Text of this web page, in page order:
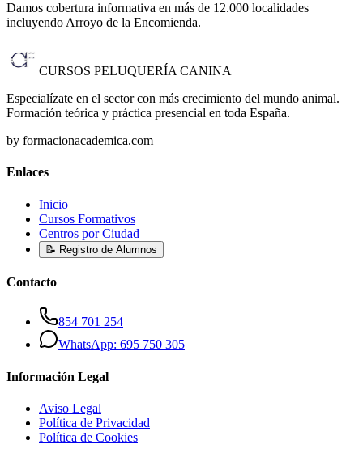
Damos cobertura informativa en más de 12.000 localidades
incluyendo Arroyo de la Encomienda.
CURSOS PELUQUERÍA CANINA
Especialízate en el sector con más crecimiento del mundo animal.
Formación teórica y práctica presencial en toda España.
by formacionacademica.com
Enlaces
Inicio
Cursos Formativos
Centros por Ciudad
📝 Registro de Alumnos
Contacto
854 701 254
WhatsApp: 695 750 305
Información Legal
Aviso Legal
Política de Privacidad
Política de Cookies